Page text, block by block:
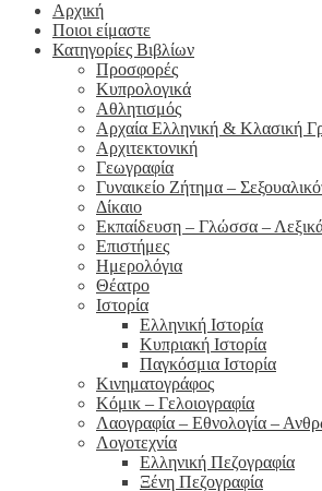
Αρχική
Ποιοι είμαστε
Κατηγορίες Βιβλίων
Προσφορές
Κυπρολογικά
Αθλητισμός
Αρχαία Ελληνική & Κλασική
Αρχιτεκτονική
Γεωγραφία
Γυναικείο Ζήτημα –
Δίκαιο
Εκπαίδευση – Γλώσσα –
Επιστήμες
Ημερολόγια
Θέατρο
Ιστορία
Ελληνική Ιστορία
Κυπριακή Ιστορία
Παγκόσμια Ιστορία
Κινηματογράφος
Κόμικ – Γελοιογραφία
Λαογραφία – Εθνολογία –
Λογοτεχνία
Ελληνική Πεζογραφία
Ξένη Πεζογραφία